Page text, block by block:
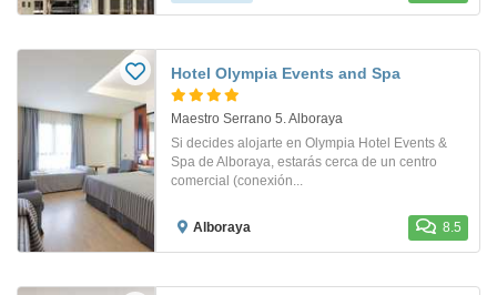
Hotel Olympia Events and Spa
Maestro Serrano 5. Alboraya
Si decides alojarte en Olympia Hotel Events &
Spa de Alboraya, estarás cerca de un centro
comercial (conexión...
Alboraya 8.5